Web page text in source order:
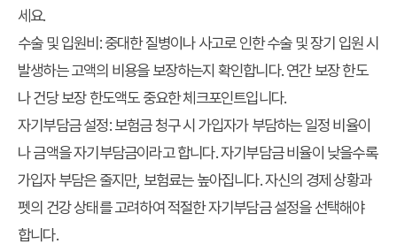
세요.
수술 및 입원비 : 중대한 질병이나 사고로 인한 수술 및 장기 입원 시
발생하는 고액의 비용을 보장하는지 확인합니다. 연간 보장 한도
나 건당 보장 한도액도 중요한 체크포인트입니다.
자기부담금 설정: 보험금 청구 시 가입자가 부담하는 일정 비율이
나 금액을 자기부담금이라고 합니다. 자기부담금 비율이 낮을수록
가입자 부담은 줄지만, 보험료는 높아집니다. 자신의 경제 상황과
펫의 건강 상태를 고려하여 적절한 자기부담금 설정을 선택해야
합니다.